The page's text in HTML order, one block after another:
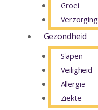
Groei
Verzorging
Gezondheid
Slapen
Veiligheid
Allergie
Ziekte